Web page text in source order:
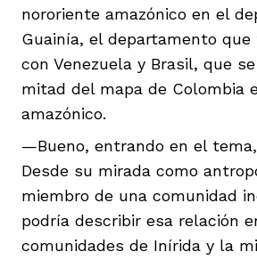
nororiente amazónico en el
Guainía, el departamento
con Venezuela y Brasil, que
mitad del mapa de Colombia
amazónico.
—Bueno, entrando en el
Desde su mirada como
miembro de una comunidad
podría describir esa relación
comunidades de Inírida y la